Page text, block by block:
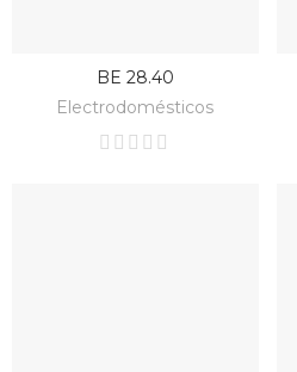
BAJO PEDIDO
BE 28.40
Electrodomésticos